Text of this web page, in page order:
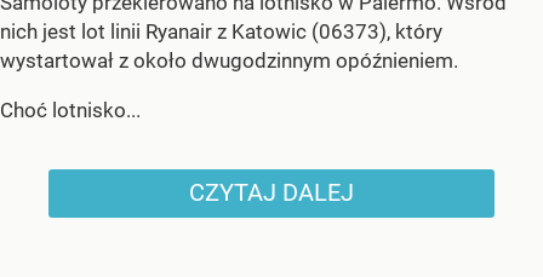
nich jest lot linii Ryanair z Katowic (06373), który
wystartował z około dwugodzinnym opóźnieniem.
Choć lotnisko...
CZYTAJ DALEJ